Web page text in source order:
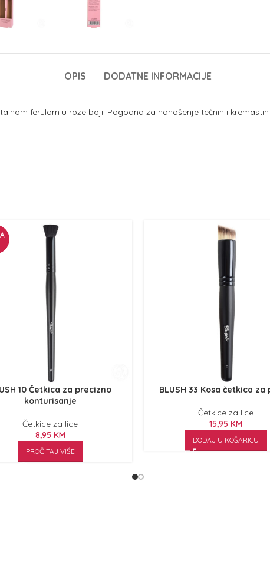
OPIS DODATNE INFORMACIJE
ferulom u roze boji. Pogodna za nanošenje tečnih i
10 Četkica za precizno
konturisanje
Četkice za lice
8,95 KM
PROČITAJ VIŠE
BLUSH 33 Kosa četkica za
Četkice za lice
15,95 KM
DODAJ U KOŠARICU